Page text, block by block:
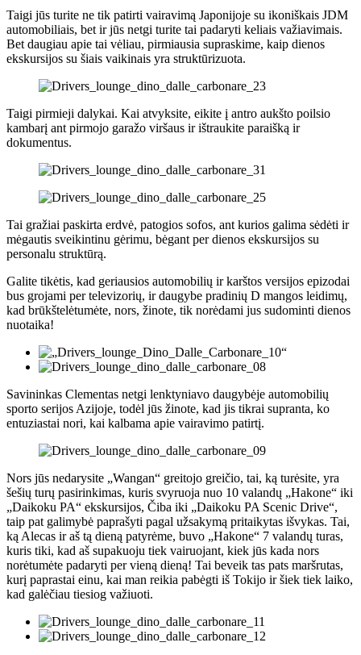
Taigi jūs turite ne tik patirti vairavimą Japonijoje su ikoniškais JDM
automobiliais, bet ir jūs netgi turite tai padaryti keliais važiavimais.
Bet daugiau apie tai vėliau, pirmiausia supraskime, kaip dienos
ekskursijos su šiais vaikinais yra struktūrizuota.
Taigi pirmieji dalykai. Kai atvyksite, eikite į antro aukšto poilsio
kambarį ant pirmojo garažo viršaus ir ištraukite paraišką ir
dokumentus.
Tai gražiai paskirta erdvė, patogios sofos, ant kurios galima sėdėti ir
mėgautis sveikintinu gėrimu, bėgant per dienos ekskursijos su
personalu struktūrą.
Galite tikėtis, kad geriausios automobilių ir karštos versijos epizodai
bus grojami per televizorių, ir daugybe pradinių D mangos leidimų,
kad brūkštelėtumėte, nors, žinote, tik norėdami jus sudominti dienos
nuotaika!
Savininkas Clementas netgi lenktyniavo daugybėje automobilių
sporto serijos Azijoje, todėl jūs žinote, kad jis tikrai supranta, ko
entuziastai nori, kai kalbama apie vairavimo patirtį.
Nors jūs nedarysite „Wangan“ greitojo greičio, tai, ką turėsite, yra
šešių turų pasirinkimas, kuris svyruoja nuo 10 valandų „Hakone“ iki
„Daikoku PA“ ekskursijos, Čiba iki „Daikoku PA Scenic Drive“,
taip pat galimybė paprašyti pagal užsakymą pritaikytas išvykas. Tai,
ką Alecas ir aš tą dieną patyrėme, buvo „Hakone“ 7 valandų turas,
kuris tiki, kad aš supakuoju tiek vairuojant, kiek jūs kada nors
norėtumėte padaryti per vieną dieną! Tai beveik tas pats maršrutas,
kurį paprastai einu, kai man reikia pabėgti iš Tokijo ir šiek tiek laiko,
kad galėčiau tiesiog važiuoti.